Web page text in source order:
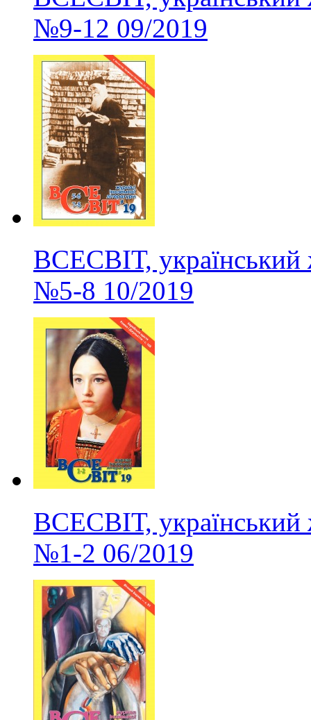
№9-12 09/2019
ВСЕСВІТ, український
№5-8 10/2019
ВСЕСВІТ, український
№1-2 06/2019